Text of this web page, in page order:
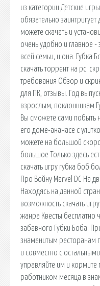
из категории Детские
обязательно
можете скачать и
очень удобно и главное -
всей семьи, и она. Губка
скачать торрент на pc.
требования Обзор и
для ПК, отзывы. Год
взрослым, поклонникам
Вы сможете сами побыть
его доме-ананасе с
можете на большой
большое Только здесь
скачать игру губка боб
Про Войну Marvel DC На
Находясь на данной
возможность скачать
жанра Квесты бесплатно
забавного Губки Боба.
знаменитым ресторанам
и совместно с
управляйте им и кормите
работником месяца в